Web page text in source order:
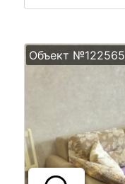
Объект №122565